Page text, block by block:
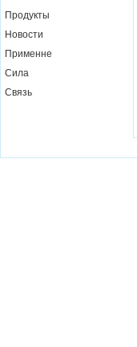
Продукты
Новости
Применне
Сила
Связь